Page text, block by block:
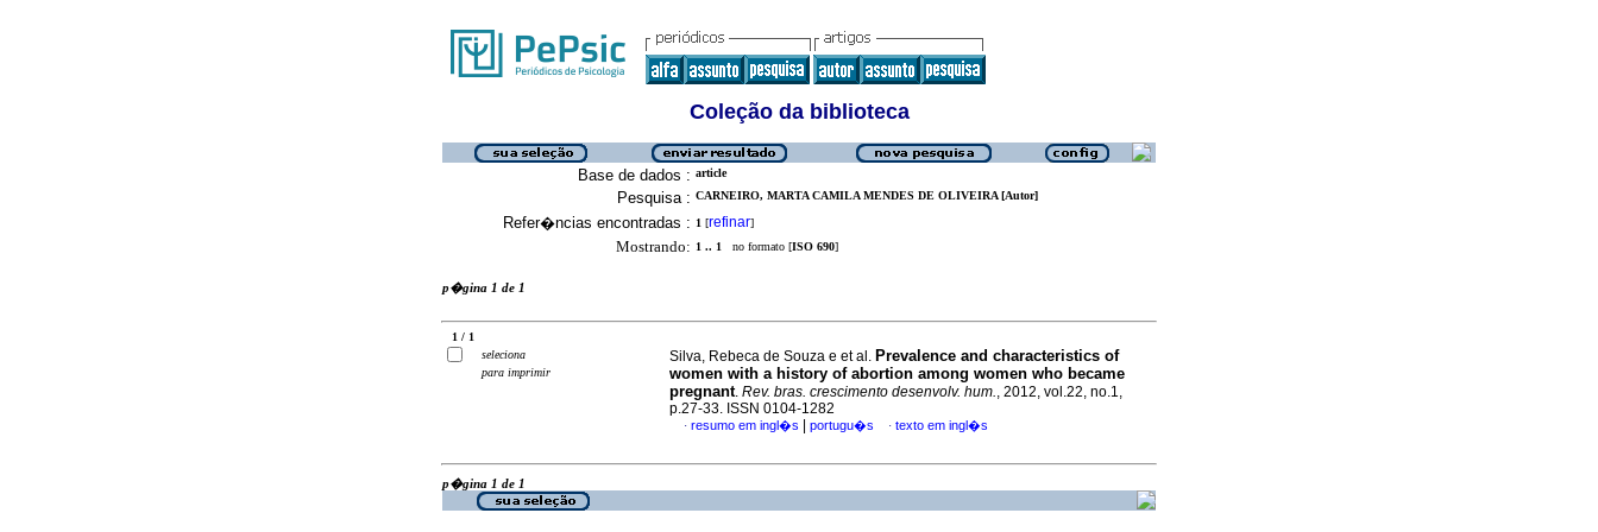
Coleção da biblioteca
Base de dados : article
Pesquisa : CARNEIRO, MARTA CAMILA MENDES DE OLIVEIRA [Autor]
Refer�ncias encontradas : 1 [refinar]
Mostrando: 1 .. 1 no formato [ISO 690]
p�gina 1 de 1
1 / 1
seleciona
para imprimir
Silva, Rebeca de Souza e et al. Prevalence and characteristics of
women with a history of abortion among women who became
pregnant. Rev. bras. crescimento desenvolv. hum., 2012, vol.22, no.1,
p.27-33. ISSN 0104-1282
· resumo em ingl�s portugu�s · texto em ingl�s
p�gina 1 de 1